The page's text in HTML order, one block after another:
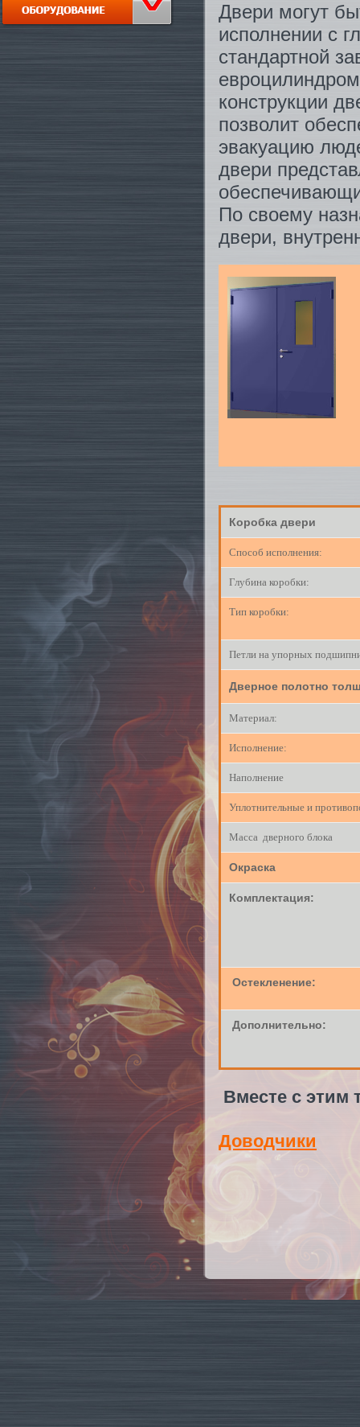
Двери могут
исполнении с
стандартной
конструкции
позволит
эвакуацию
двери
По своему
двери,
Коробка двери
Способ исполнения:
Глубина коробки:
Тип коробки:
Петли на упорных
Дверное полотно
Материал:
Исполнение:
Наполнение
Уплотнительные и
Масса дверного блока
Окраска
Комплектация:
Остекленение:
Дополнительно:
Вместе с этим
Доводчики